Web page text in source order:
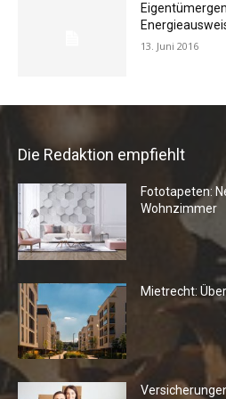
13. Juni 2016
Die Redaktion empfiehlt
Fototapeten:
Wohnzimmer
Mietrecht: